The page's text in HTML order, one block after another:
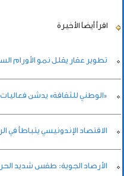
اقرأ أيضاً الأخيرة
تطوير عقار يقلل نمو الأورام
«الوطني للثقافة» يدشن فعاليات
الاقتصاد الإندونيسي يتباطأ في
الأرصاد الجوية: طقس شديد